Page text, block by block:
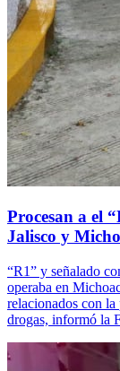
Procesan a el
Jalisco y
“R1” y señalado
operaba en
relacionados con
drogas, informó la